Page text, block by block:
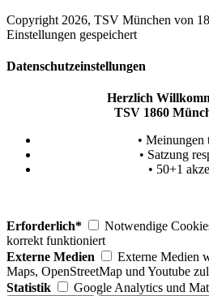
Copyright 2026, TSV München von
Einstellungen gespeichert
Datenschutzeinstellungen
Herzlich
TSV 1860
• Meinungen
• Satzung
• 50+1
Erforderlich*
Notwendige
korrekt funktioniert
Externe Medien
Externe Medien
Maps, OpenStreetMap und Youtube
Statistik
Google Analytics und